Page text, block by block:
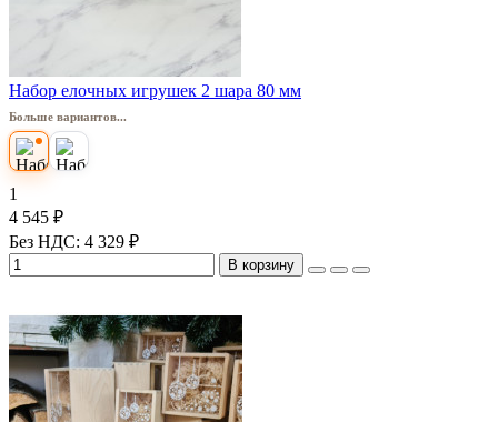
Набор елочных игрушек 2 шара 80 мм
Больше вариантов...
1
4 545 ₽
Без НДС: 4 329 ₽
В корзину